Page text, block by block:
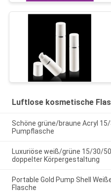
Luftlose kosmetische
Schöne grüne/braune Acryl
Pumpflasche
Luxuriöse weiß/grüne 15/30/
doppelter Körpergestaltung
Portable Gold Pump Shell
Flasche